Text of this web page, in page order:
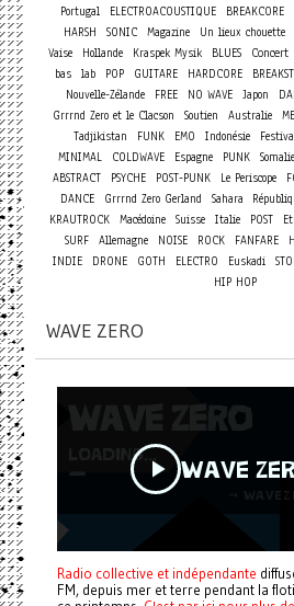
Portugal
ELECTROACOUSTIQUE BREAKCORE
HARSH
SONIC Magazine Un lieux chouette
Vaise
Hollande Kraspek Mysik BLUES Concert
bas lab POP GUITARE HARDCORE
Nouvelle-Zélande
FREE NO WAVE Japon
Grrrnd Zero et le Clacson
Soutien Australie
Tadjikistan
FUNK EMO Indonésie
MINIMAL
COLDWAVE Espagne PUNK Somalie
ABSTRACT
PSYCHE POST-PUNK Le Periscope
DANCE
Grrrnd Zero Gerland Sahara
KRAUTROCK
Macédoine Suisse Italie POST
SURF
Allemagne NOISE ROCK FANFARE
INDIE
DRONE GOTH ELECTRO Euskadi
HIP HOP
WAVE ZERO
Radio collective et indépendante
FM, depuis mer et terre pendant la